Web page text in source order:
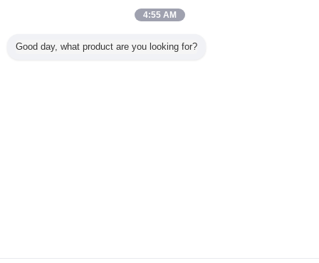
Verified Suplier
4:55 AM
Good day, what product are you looking for?